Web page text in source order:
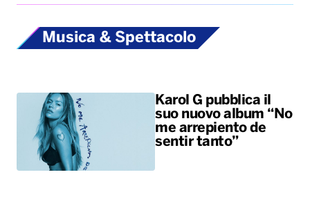
Musica & Spettacolo
Karol G pubblica il
suo nuovo album “No
me arrepiento de
sentir tanto”